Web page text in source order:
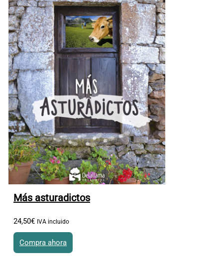
Más asturadictos
24,50€ IVA incluido
Compra ahora